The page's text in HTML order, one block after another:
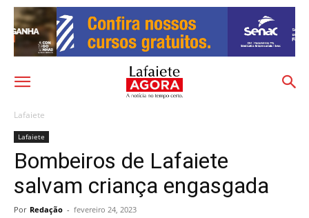
Lafaiete
Lafaiete
Bombeiros de Lafaiete
salvam criança engasgada
Por Redação - fevereiro 24, 2023